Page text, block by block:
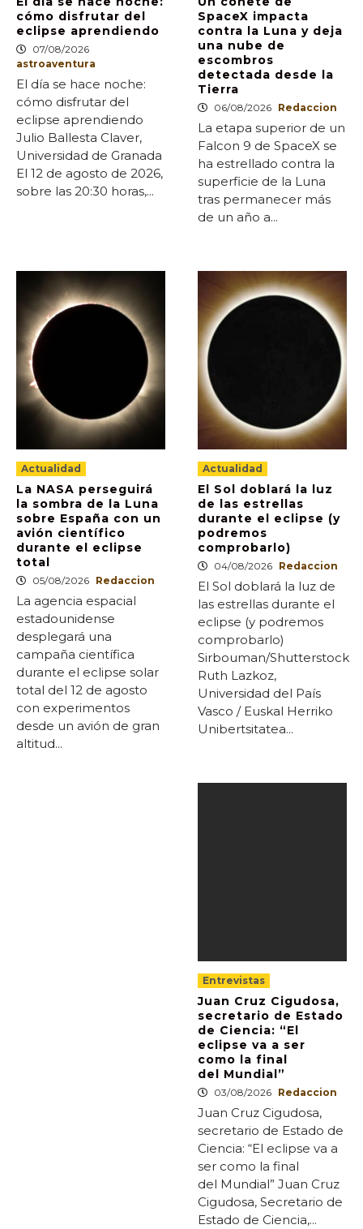
cómo disfrutar del
eclipse aprendiendo
07/08/2026
astroaventura
El día se hace noche:
cómo disfrutar del
eclipse aprendiendo
Julio Ballesta Claver,
Universidad de Granada
El 12 de agosto de 2026,
sobre las 20:30 horas,...
SpaceX impacta
contra la Luna y deja
una nube de
escombros
detectada desde la
Tierra
06/08/2026 Redaccion
La etapa superior de un
Falcon 9 de SpaceX se
ha estrellado contra la
superficie de la Luna
tras permanecer más
de un año a...
Actualidad
La NASA perseguirá
la sombra de la Luna
sobre España con un
avión científico
durante el eclipse
total
05/08/2026 Redaccion
La agencia espacial
estadounidense
desplegará una
campaña científica
durante el eclipse solar
total del 12 de agosto
con experimentos
desde un avión de gran
altitud...
Actualidad
El Sol doblará la luz
de las estrellas
durante el eclipse (y
podremos
comprobarlo)
04/08/2026 Redaccion
El Sol doblará la luz de
las estrellas durante el
eclipse (y podremos
comprobarlo)
Sirbouman/Shutterstock
Ruth Lazkoz,
Universidad del País
Vasco / Euskal Herriko
Unibertsitatea...
Entrevistas
Juan Cruz Cigudosa,
secretario de Estado
de Ciencia: “El
eclipse va a ser
como la final
del Mundial”
03/08/2026 Redaccion
Juan Cruz Cigudosa,
secretario de Estado de
Ciencia: “El eclipse va a
ser como la final
del Mundial” Juan Cruz
Cigudosa, Secretario de
Estado de Ciencia,...